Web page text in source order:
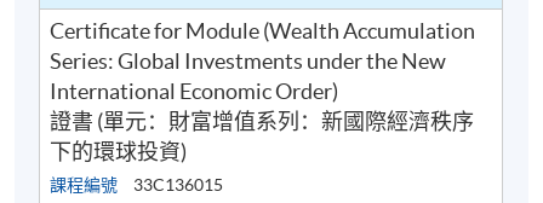
上課詳情
Certificate for Module (Wealth Accumulation
Series: Global Investments under the New
International Economic Order)
證書 (單元：財富增值系列：新國際經濟秩序
下的環球投資)
課程編號 33C136015